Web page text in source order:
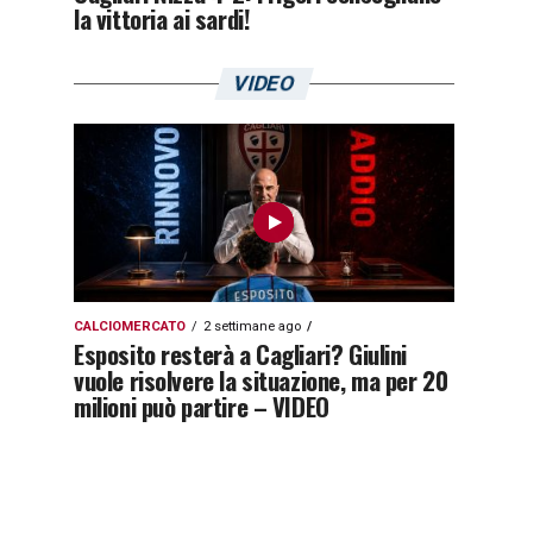
la vittoria ai sardi!
VIDEO
CALCIOMERCATO 2 settimane ago
Esposito resterà a Cagliari? Giulini
vuole risolvere la situazione, ma per 20
milioni può partire – VIDEO